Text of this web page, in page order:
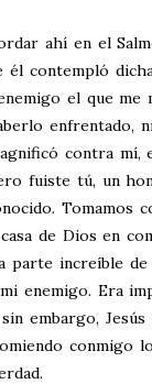
ahí en el
él contempló
el que me
enfrentado,
contra mí,
fuiste tú, un
Tomamos
de Dios en
parte increíble
enemigo. Era
embargo, Jesús
conmigo lo